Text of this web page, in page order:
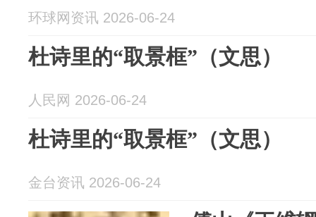
环球网资讯 2026-06-24
杜诗里的“取景框”（文思）
人民网 2026-06-24
杜诗里的“取景框”（文思）
金台资讯 2026-06-24